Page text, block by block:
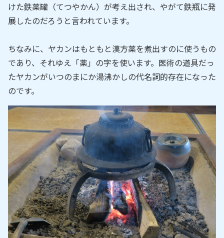
けた鉄薬罐（てつやかん）が考え出され、やがて鉄瓶に発
展したのだろうと言われています。
ちなみに、ヤカンはもともと漢方薬を煮出すのに使うもの
であり、それゆえ「薬」の字を使います。医術の道具だっ
たヤカンがいつのまにか湯沸かしの代名詞的存在になった
のです。